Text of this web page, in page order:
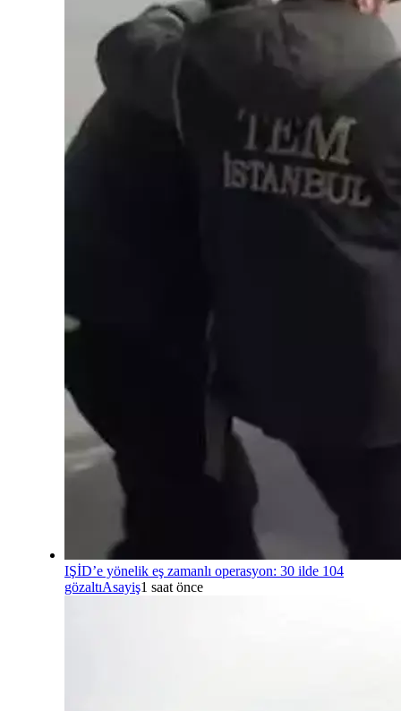
IŞİD’e yönelik eş zamanlı operasyon: 30 ilde 104
gözaltıAsayiş1 saat önce